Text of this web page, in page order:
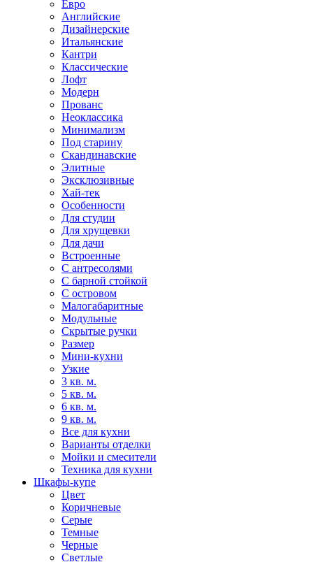
Евро
Английские
Дизайнерские
Итальянские
Кантри
Классические
Лофт
Модерн
Прованс
Неоклассика
Минимализм
Под старину
Скандинавские
Элитные
Эксклюзивные
Хай-тек
Особенности
Для студии
Для хрущевки
Для дачи
Встроенные
С антресолями
С барной стойкой
С островом
Малогабаритные
Модульные
Скрытые ручки
Размер
Мини-кухни
Узкие
3 кв. м.
5 кв. м.
6 кв. м.
9 кв. м.
Все для кухни
Варианты отделки
Мойки и смесители
Техника для кухни
Шкафы-купе
Цвет
Коричневые
Серые
Темные
Черные
Светлые